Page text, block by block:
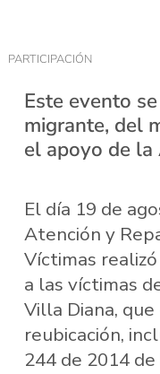
PARTICIPACIÓN
Este evento
migrante, del
el apoyo de la
El día 19 de
Atención y
Víctimas
a las víctimas
Villa Diana,
reubicación,
244 de 2014